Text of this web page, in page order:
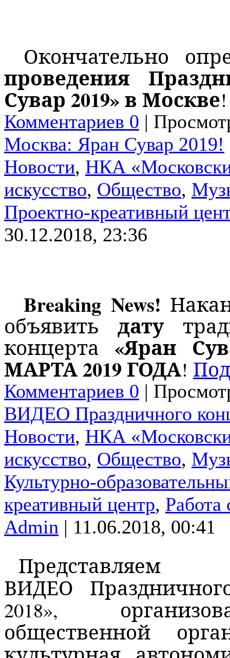
Окончательно
проведения
Сувар 2019» в Москве
Комментариев 0 |
Москва: Яран Сувар 2019!
Новости, НКА
искусство, Общество,
Проектно-креативный
30.12.2018, 23:36
BreakingNews!
объявитьдату
концерта «Яран
МАРТА 2019 ГОДА!
Комментариев 0 |
ВИДЕО Праздничного
Новости, НКА
искусство, Общество,
Культурно-
креативный центр,
Admin | 11.06.2018, 00:41
ВИДЕО
2018»,
общественной